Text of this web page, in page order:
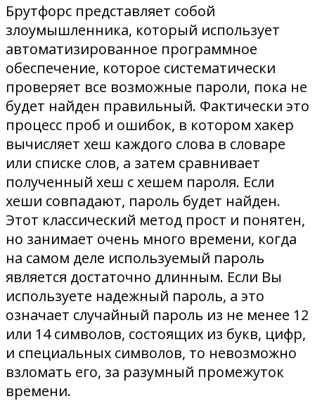
Брутфорс представляет собой
злоумышленника, который использует
автоматизированное программное
обеспечение, которое систематически
проверяет все возможные пароли, пока не
будет найден правильный. Фактически это
процесс проб и ошибок, в котором хакер
вычисляет хеш каждого слова в словаре
или списке слов, а затем сравнивает
полученный хеш с хешем пароля. Если
хеши совпадают, пароль будет найден.
Этот классический метод прост и понятен,
но занимает очень много времени, когда
на самом деле используемый пароль
является достаточно длинным. Если Вы
используете надежный пароль, а это
означает случайный пароль из не менее 12
или 14 символов, состоящих из букв, цифр,
и специальных символов, то невозможно
взломать его, за разумный промежуток
времени.